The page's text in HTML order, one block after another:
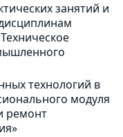
занятий и
технологий в
модуля
ремонт